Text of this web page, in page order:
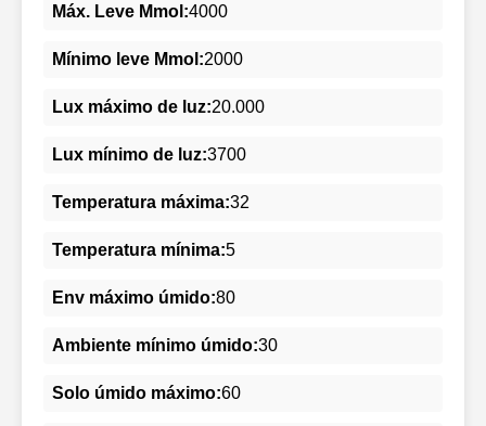
Máx. Leve Mmol:4000
Mínimo leve Mmol:2000
Lux máximo de luz:20.000
Lux mínimo de luz:3700
Temperatura máxima:32
Temperatura mínima:5
Env máximo úmido:80
Ambiente mínimo úmido:30
Solo úmido máximo:60